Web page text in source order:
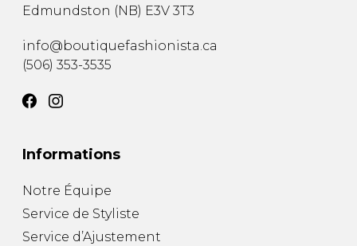
Edmundston (NB) E3V 3T3
info@boutiquefashionista.ca
(506) 353-3535
Informations
Notre Équipe
Service de Styliste
Service d’Ajustement